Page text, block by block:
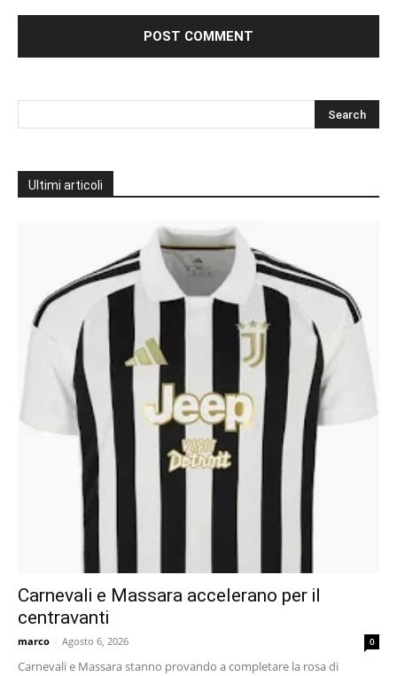
Ultimi articoli
Carnevali e Massara accelerano per il
centravanti
marco - Agosto 6, 2026 0
Carnevali e Massara stanno provando a completare la rosa di